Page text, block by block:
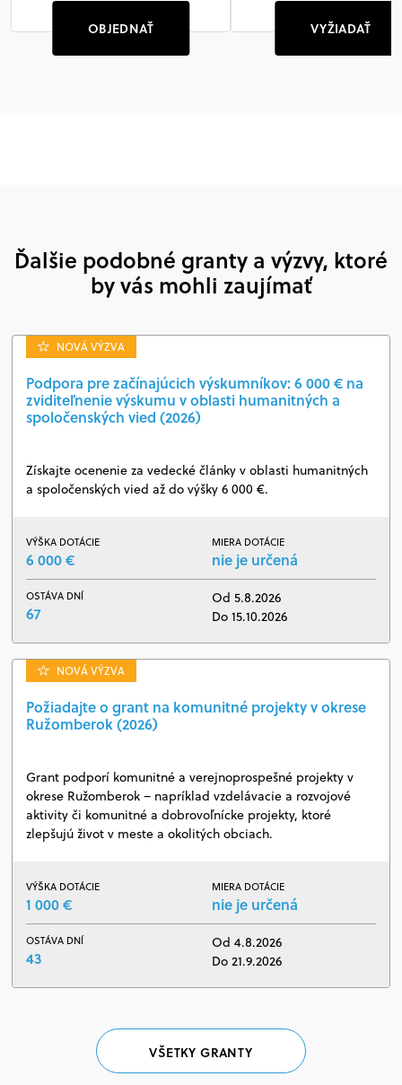
OBJEDNAŤ VYŽIADAŤ
Ďalšie podobné granty a výzvy, ktoré
by vás mohli zaujímať
NOVÁ VÝZVA
Podpora pre začínajúcich výskumníkov: 6 000 € na
zviditeľnenie výskumu v oblasti humanitných a
spoločenských vied (2026)
Získajte ocenenie za vedecké články v oblasti humanitných
a spoločenských vied až do výšky 6 000 €.
VÝŠKA DOTÁCIE
6 000 €
MIERA DOTÁCIE
nie je určená
OSTÁVA DNÍ
67
Od 5.8.2026
Do 15.10.2026
NOVÁ VÝZVA
Požiadajte o grant na komunitné projekty v okrese
Ružomberok (2026)
Grant podporí komunitné a verejnoprospešné projekty v
okrese Ružomberok – napríklad vzdelávacie a rozvojové
aktivity či komunitné a dobrovoľnícke projekty, ktoré
zlepšujú život v meste a okolitých obciach.
VÝŠKA DOTÁCIE
1 000 €
MIERA DOTÁCIE
nie je určená
OSTÁVA DNÍ
43
Od 4.8.2026
Do 21.9.2026
VŠETKY GRANTY